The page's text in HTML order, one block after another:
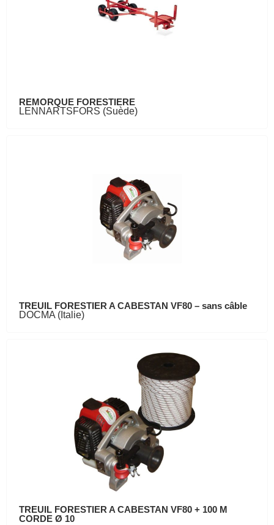
REMORQUE FORESTIERE
LENNARTSFORS (Suède)
TREUIL FORESTIER A CABESTAN VF80 – sans câble
DOCMA (Italie)
TREUIL FORESTIER A CABESTAN VF80 + 100 M
CORDE Ø 10